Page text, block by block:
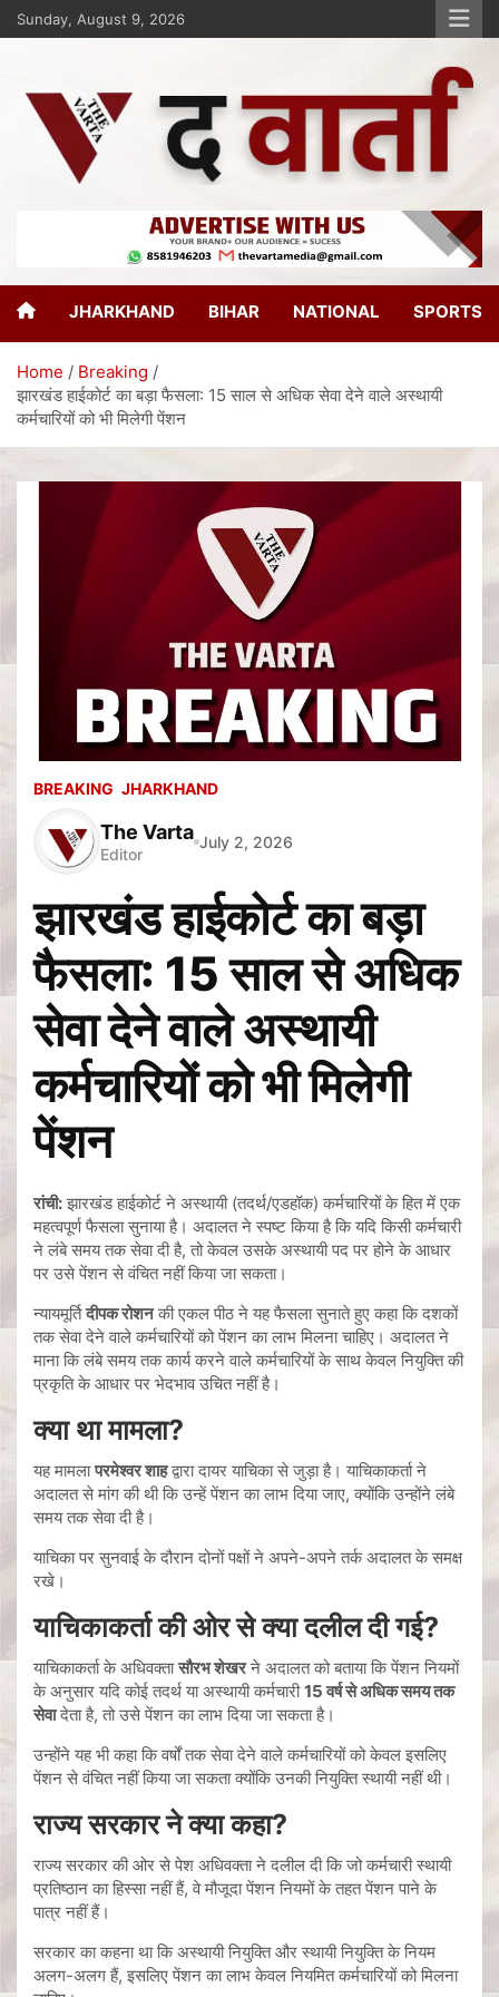
Sunday, August 9, 2026
The Varta
JHARKHAND BIHAR NATIONAL SPORTS
Home
Breaking
झारखंड हाईकोर्ट का बड़ा फैसला: 15 साल से अधिक सेवा देने वाले अस्थायी
कर्मचारियों को भी मिलेगी पेंशन
BREAKING JHARKHAND
The Varta
Editor
July 2, 2026
झारखंड हाईकोर्ट का बड़ा
फैसला: 15 साल से अधिक
सेवा देने वाले अस्थायी
कर्मचारियों को भी मिलेगी
पेंशन
रांची:झारखंड हाईकोर्ट ने अस्थायी (तदर्थ/एडहॉक) कर्मचारियों के हित में एक
महत्वपूर्ण फैसला सुनाया है। अदालत ने स्पष्ट किया है कि यदि किसी कर्मचारी
ने लंबे समय तक सेवा दी है, तो केवल उसके अस्थायी पद पर होने के आधार
पर उसे पेंशन से वंचित नहीं किया जा सकता।
न्यायमूर्तिदीपक रोशनकी एकल पीठ ने यह फैसला सुनाते हुए कहा कि दशकों
तक सेवा देने वाले कर्मचारियों को पेंशन का लाभ मिलना चाहिए। अदालत ने
माना कि लंबे समय तक कार्य करने वाले कर्मचारियों के साथ केवल नियुक्ति की
प्रकृति के आधार पर भेदभाव उचित नहीं है।
क्या था मामला?
यह मामलापरमेश्वर शाहद्वारा दायर याचिका से जुड़ा है। याचिकाकर्ता ने
अदालत से मांग की थी कि उन्हें पेंशन का लाभ दिया जाए, क्योंकि उन्होंने लंबे
समय तक सेवा दी है।
याचिका पर सुनवाई के दौरान दोनों पक्षों ने अपने-अपने तर्क अदालत के समक्ष
रखे।
याचिकाकर्ता की ओर से क्या दलील दी गई?
याचिकाकर्ता के अधिवक्तासौरभ शेखरने अदालत को बताया कि पेंशन नियमों
के अनुसार यदि कोई तदर्थ या अस्थायी कर्मचारी15 वर्ष से अधिक समय तक
सेवादेता है, तो उसे पेंशन का लाभ दिया जा सकता है।
उन्होंने यह भी कहा कि वर्षों तक सेवा देने वाले कर्मचारियों को केवल इसलिए
पेंशन से वंचित नहीं किया जा सकता क्योंकि उनकी नियुक्ति स्थायी नहीं थी।
राज्य सरकार ने क्या कहा?
राज्य सरकार की ओर से पेश अधिवक्ता ने दलील दी कि जो कर्मचारी स्थायी
प्रतिष्ठान का हिस्सा नहीं हैं, वे मौजूदा पेंशन नियमों के तहत पेंशन पाने के
पात्र नहीं हैं।
सरकार का कहना था कि अस्थायी नियुक्ति और स्थायी नियुक्ति के नियम
अलग-अलग हैं, इसलिए पेंशन का लाभ केवल नियमित कर्मचारियों को मिलना